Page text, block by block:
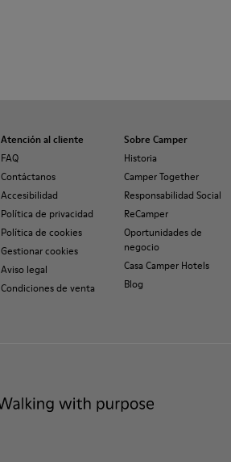
Atención al cliente
FAQ
Contáctanos
Accesibilidad
Política de privacidad
Política de cookies
Gestionar cookies
Aviso legal
Condiciones de venta
Sobre Camper
Historia
Camper Together
Responsabilidad Social
ReCamper
Oportunidades de
negocio
Casa Camper Hotels
Blog